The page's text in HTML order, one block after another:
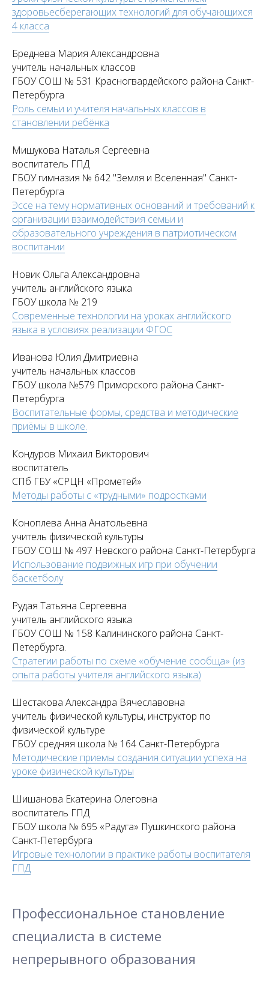
здоровьесберегающих технологий для обучающихся
4 класса
Бреднева Мария Александровна
учитель начальных классов
ГБОУ СОШ № 531 Красногвардейского района Санкт-
Петербурга
Роль семьи и учителя начальных классов в
становлении ребёнка
Мишукова Наталья Сергеевна
воспитатель ГПД
ГБОУ гимназия № 642 "Земля и Вселенная" Санкт-
Петербурга
Эссе на тему нормативных оснований и требований к
организации взаимодействия семьи и
образовательного учреждения в патриотическом
воспитании
Новик Ольга Александровна
учитель английского языка
ГБОУ школа № 219
Современные технологии на уроках английского
языка в условиях реализации ФГОС
Иванова Юлия Дмитриевна
учитель начальных классов
ГБОУ школа №579 Приморского района Санкт-
Петербурга
Воспитательные формы, средства и методические
приёмы в школе.
Кондуров Михаил Викторович
воспитатель
СПб ГБУ «СРЦН «Прометей»
Методы работы с «трудными» подростками
Коноплева Анна Анатольевна
учитель физической культуры
ГБОУ СОШ № 497 Невского района Санкт-Петербурга
Использование подвижных игр при обучении
баскетболу
Рудая Татьяна Сергеевна
учитель английского языка
ГБОУ СОШ № 158 Калининского района Санкт-
Петербурга.
Стратегии работы по схеме «обучение сообща» (из
опыта работы учителя английского языка)
Шестакова Александра Вячеславовна
учитель физической культуры, инструктор по
физической культуре
ГБОУ средняя школа № 164 Санкт-Петербурга
Методические приемы создания ситуации успеха на
уроке физической культуры
Шишанова Екатерина Олеговна
воспитатель ГПД
ГБОУ школа № 695 «Радуга» Пушкинского района
Санкт-Петербурга
Игровые технологии в практике работы воспитателя
ГПД
Профессиональное становление
специалиста в системе
непрерывного образования